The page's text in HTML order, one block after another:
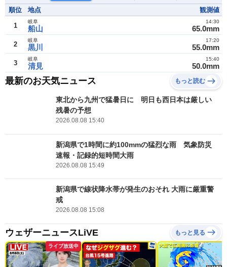
順位 地点 観測値
1 船山
岐阜
65.0mm
14:30
2 黒川
岐阜
55.0mm
17:20
3 清見
岐阜
50.0mm
15:40
最新のお天気ニュース もっと読む
東北から九州で猛暑日に 明日も西日本は厳しい
残暑の予想
2026.08.08 15:40
新潟県で1時間に約100mmの猛烈な雨 気象防災
速報・記録的短時間大雨
2026.08.08 15:49
新潟県で線状降水帯が発生のおそれ 大雨に厳重警
戒
2026.08.08 15:08
ウェザーニュースLiVE もっと見る
ライブ放送中